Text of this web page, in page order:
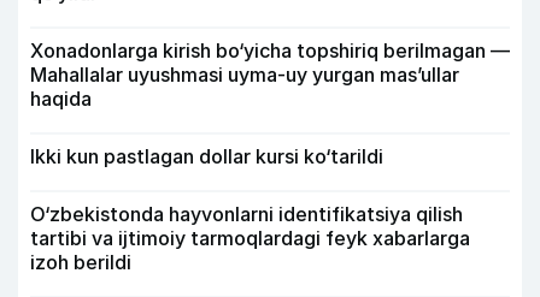
Xonadonlarga kirish bo‘yicha topshiriq berilmagan —
Mahallalar uyushmasi uyma-uy yurgan mas’ullar
haqida
Ikki kun pastlagan dollar kursi ko‘tarildi
O‘zbekistonda hayvonlarni identifikatsiya qilish
tartibi va ijtimoiy tarmoqlardagi feyk xabarlarga
izoh berildi